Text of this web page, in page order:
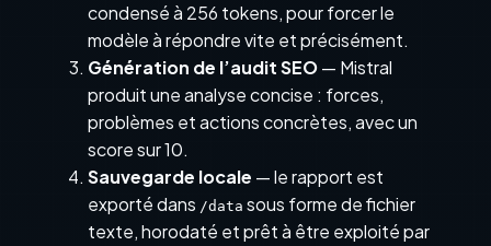
condensé à 256 tokens, pour forcer le
modèle à répondre vite et précisément.
Génération de l’audit SEO— Mistral
produit une analyse concise : forces,
problèmes et actions concrètes, avec un
score sur 10.
Sauvegarde locale — le rapport est
exporté dans /data sous forme de fichier
texte, horodaté et prêt à être exploité par